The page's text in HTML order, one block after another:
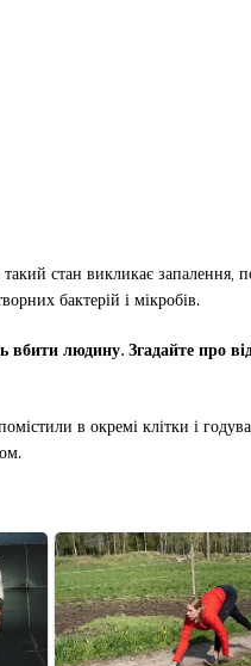
стан викликає запалення,
бактерій і мікробів.
вбити людину. Згадайте про
в окремі клітки і